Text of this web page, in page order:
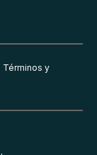
Términos y